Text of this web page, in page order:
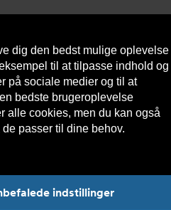
dig den bedst mulige oplevelse
til at tilpasse indhold og
på sociale medier og til at
bedste brugeroplevelse
alle cookies, men du kan også
passer til dine behov.
indstillinger
Teknisk
hjælp
Kundeservice